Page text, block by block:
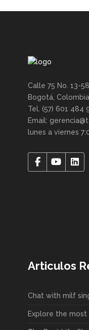
Calle 75 No. 13-
Bogotá, Colombia
Tel. (57) 601 484
Email:
lunes a viernes
Articulos
Chat with milf
Explore the